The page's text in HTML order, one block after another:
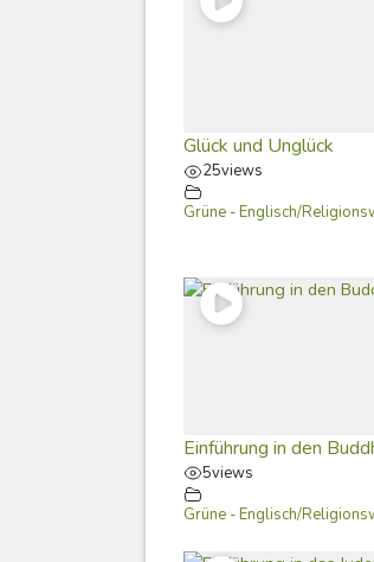
Glück und Unglück
25views
Grüne - Englisch/
Einführung in den
5views
Grüne - Englisch/